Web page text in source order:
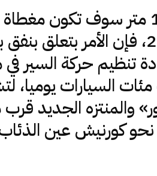
مفتوحة، وحسب الدراسات الأولية، التي انطلقت سنة 2008،
تنظيم حركة السير
مئات السيارات
والمنتزه الجديد
كورنيش عين